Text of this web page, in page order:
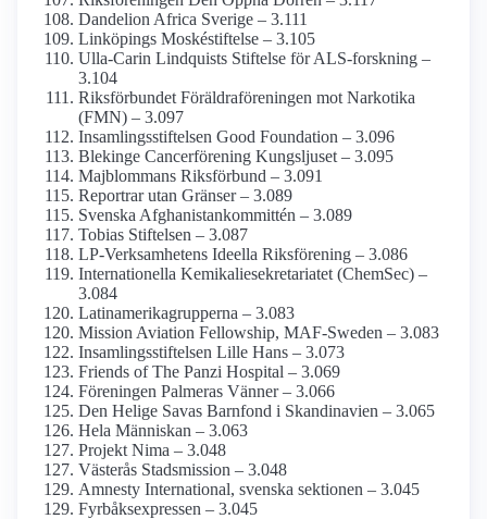
Dandelion Africa Sverige – 3.111
Linköpings Moskéstiftelse – 3.105
Ulla-Carin Lindquists Stiftelse för ALS-forskning –
3.104
Riksförbundet Föräldra­föreningen mot Narkotika
(FMN) – 3.097
Insamlings­stiftelsen Good Foundation – 3.096
Blekinge Cancer­förening Kungsljuset – 3.095
Majblommans Riksförbund – 3.091
Reportrar utan Gränser – 3.089
Svenska Afghanistan­kommittén – 3.089
Tobias Stiftelsen – 3.087
LP-Verksamhetens Ideella Riksförening – 3.086
Internationella Kemikalie­sekretariatet (ChemSec) –
3.084
Latinamerika­grupperna – 3.083
Mission Aviation Fellowship, MAF-Sweden – 3.083
Insamlings­stiftelsen Lille Hans – 3.073
Friends of The Panzi Hospital – 3.069
Föreningen Palmeras Vänner – 3.066
Den Helige Savas Barnfond i Skandinavien – 3.065
Hela Människan – 3.063
Projekt Nima – 3.048
Västerås Stadsmission – 3.048
Amnesty International, svenska sektionen – 3.045
Fyrbåks­expressen – 3.045